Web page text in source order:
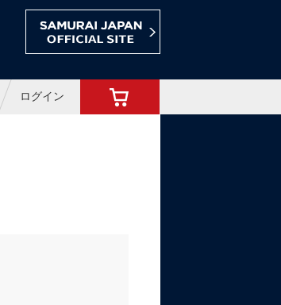
ログイン